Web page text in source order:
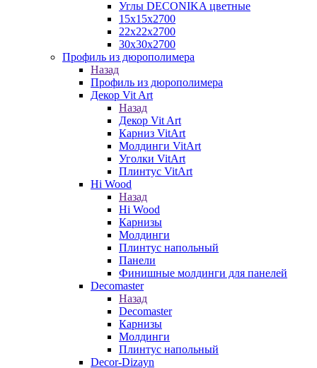
Углы DECONIKA цветные
15х15х2700
22х22х2700
30х30х2700
Профиль из дюрополимера
Назад
Профиль из дюрополимера
Декор Vit Art
Назад
Декор Vit Art
Карниз VitArt
Молдинги VitArt
Уголки VitArt
Плинтус VitArt
Hi Wood
Назад
Hi Wood
Карнизы
Молдинги
Плинтус напольный
Панели
Финишные молдинги для панелей
Decomaster
Назад
Decomaster
Карнизы
Молдинги
Плинтус напольный
Decor-Dizayn